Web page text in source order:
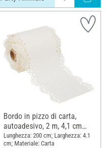
Bordo in pizzo di carta,
autoadesivo, 2 m, 4,1 cm
largo
Lunghezza: 200 cm; Larghezza: 4.1
cm; Materiale: Carta